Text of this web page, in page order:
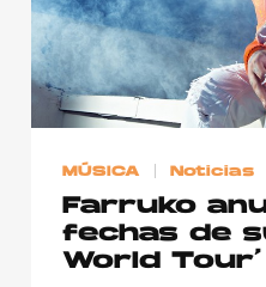
MÚSICA Noticias
Farruko
fechas de
World Tour’